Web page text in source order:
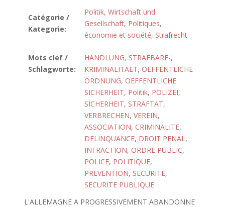
Catégorie /
Kategorie:
Politik, Wirtschaft und
Gesellschaft, Politiques,
économie et société, Strafrecht
Mots clef /
Schlagworte:
HANDLUNG, STRAFBARE-,
KRIMINALITAET, OEFFENTLICHE
ORDNUNG, OEFFENTLICHE
SICHERHEIT, Politik, POLIZEI,
SICHERHEIT, STRAFTAT,
VERBRECHEN, VEREIN,
ASSOCIATION, CRIMINALITE,
DELINQUANCE, DROIT PENAL,
INFRACTION, ORDRE PUBLIC,
POLICE, POLITIQUE,
PREVENTION, SECURITE,
SECURITE PUBLIQUE
L'ALLEMAGNE A PROGRESSIVEMENT ABANDONNE